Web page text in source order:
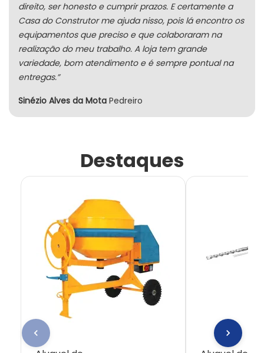
direito, ser honesto e cumprir prazos. E certamente a
Casa do Construtor me ajuda nisso, pois lá encontro os
equipamentos que preciso e que colaboraram na
realização do meu trabalho. A loja tem grande
variedade, bom atendimento e é sempre pontual na
entregas.”
Sinézio Alves da Mota Pedreiro
Destaques